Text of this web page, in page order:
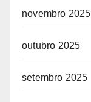
novembro 2025
outubro 2025
setembro 2025